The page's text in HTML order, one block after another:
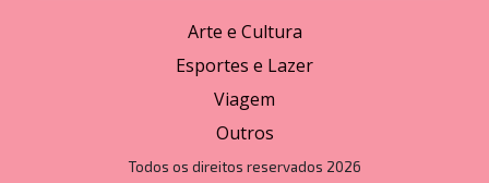
Arte e Cultura
Esportes e Lazer
Viagem
Outros
Todos os direitos reservados 2026